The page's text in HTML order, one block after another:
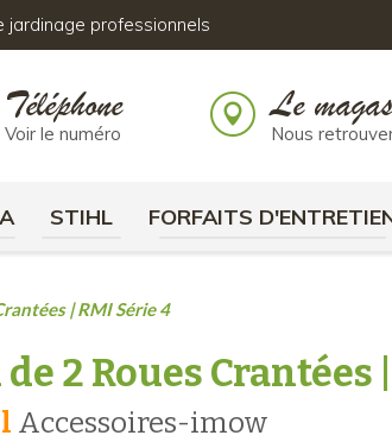
jardinage professionnels
Téléphone
Voir le numéro
Le
Nous
STIHL FORFAITS
| RMI Série 4
de 2 Roues Crantées
accessoires-imow